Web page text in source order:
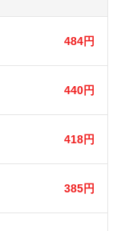
484円
440円
418円
385円